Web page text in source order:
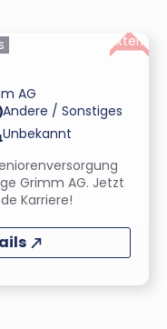
AG
Andere / Sonstiges
Unbekannt
Grimm AG. Jetzt
Karriere!
Extern